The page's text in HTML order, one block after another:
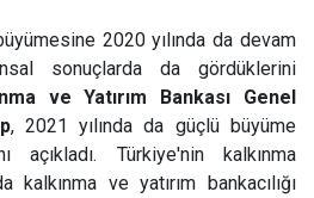
2020 yılında da devam
sonuçlarda da gördüklerini
ve Yatırım Bankası Genel
, 2021 yılında da güçlü büyüme
açıkladı. Türkiye'nin kalkınma
ve yatırım bankacılığı